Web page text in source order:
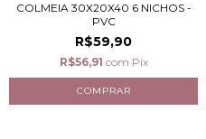
COLMEIA 30X20X40 6 NICHOS -
PVC
R$59,90
R$56,91 com Pix